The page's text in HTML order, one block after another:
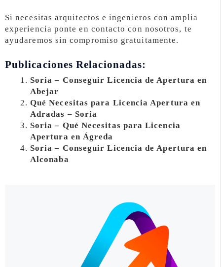
Si necesitas arquitectos e ingenieros con amplia
experiencia ponte en contacto con nosotros, te
ayudaremos sin compromiso gratuitamente.
Publicaciones Relacionadas:
Soria – Conseguir Licencia de Apertura en
Abejar
Qué Necesitas para Licencia Apertura en
Adradas – Soria
Soria – Qué Necesitas para Licencia
Apertura en Ágreda
Soria – Conseguir Licencia de Apertura en
Alconaba